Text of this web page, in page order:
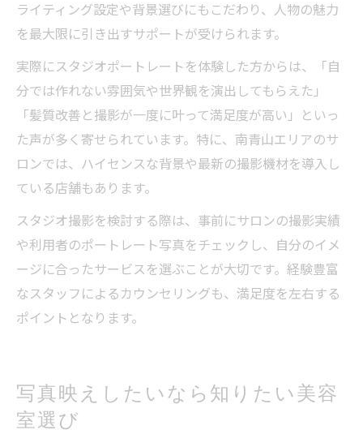
ライティング設定や背景選びにもこだわり、人物の魅力
を最大限に引き出すサポートが受けられます。
実際にスタジオポートレートを体験した方からは、「自
分では作れない雰囲気や世界観を演出してもらえた」
「髪質改善と撮影が一度に叶って満足度が高い」といっ
た声が多く寄せられています。特に、南青山エリアのサ
ロンでは、ハイセンスな背景や最新の撮影機材を導入し
ている店舗もあります。
スタジオ撮影を検討する際は、事前にサロンの撮影実績
や利用者のポートレート写真をチェックし、自分のイメ
ージに合ったサービスを選ぶことが大切です。経験豊富
なスタッフによるカウンセリングも、満足度を左右する
ポイントとなります。
写真映えしたいなら知りたい美容
室選び